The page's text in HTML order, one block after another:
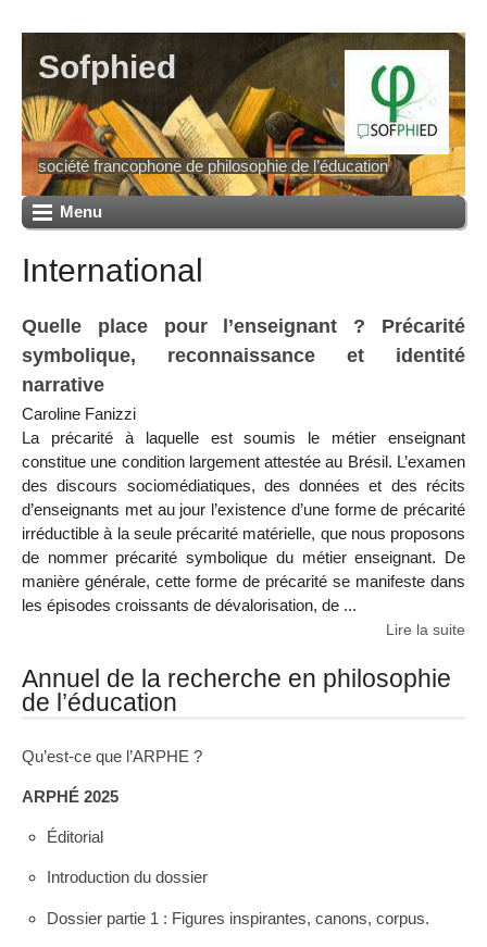
Sofphied
société francophone de philosophie de l’éducation
Menu
International
Quelle place pour l’enseignant ? Précarité
symbolique, reconnaissance et identité
narrative
Caroline Fanizzi
La précarité à laquelle est soumis le métier enseignant
constitue une condition largement attestée au Brésil. L’examen
des discours sociomédiatiques, des données et des récits
d’enseignants met au jour l’existence d’une forme de précarité
irréductible à la seule précarité matérielle, que nous proposons
de nommer précarité symbolique du métier enseignant. De
manière générale, cette forme de précarité se manifeste dans
les épisodes croissants de dévalorisation, de ...
Lire la suite
Annuel de la recherche en philosophie
de l’éducation
Qu’est-ce que l’ARPHE ?
ARPHÉ 2025
Éditorial
Introduction du dossier
Dossier partie 1 : Figures inspirantes, canons, corpus.